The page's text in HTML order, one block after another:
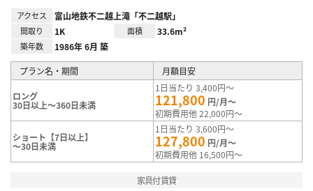
アクセス 富山地鉄不二越上滝「不二越駅」
間取り 1K 面積 33.6m²
築年数 1986年 6月 築
プラン名・期間 月額目安
ロング
30日以上～360日未満
1日当たり 3,400円～
121,800 円/月～
初期費用他 22,000円～
ショート【7日以上】
～30日未満
1日当たり 3,600円～
127,800 円/月～
初期費用他 16,500円～
家具付賃貸